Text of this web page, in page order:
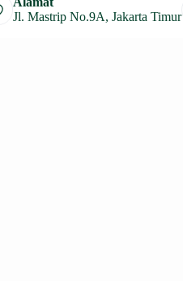
Jl. Mastrip No.9A, Jakarta Timur